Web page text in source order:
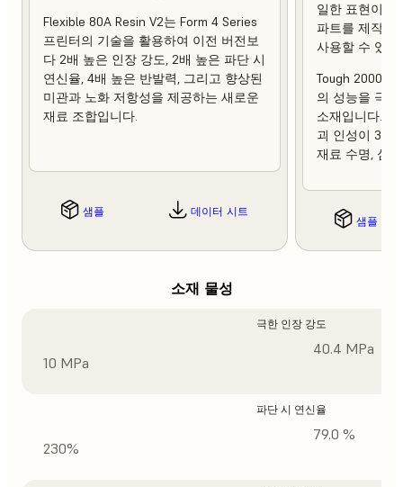
Flexible 80A Resin V2는 Form 4 Series
프린터의 기술을 활용하여 이전 버전보
다 2배 높은 인장 강도, 2배 높은 파단 시
연신율, 4배 높은 반발력, 그리고 향상된
미관과 노화 저항성을 제공하는 새로운
재료 조합입니다.
샘플 데이터 시트
일한 표현이
파트를 제작하
사용할 수 있습
Tough 2000
의 성능을 극
소재입니다.
괴 인성이 3배
재료 수명, 심
샘플
소재 물성
극한 인장 강도
10 MPa
40.4 MPa
파단 시 연신율
230%
79.0 %